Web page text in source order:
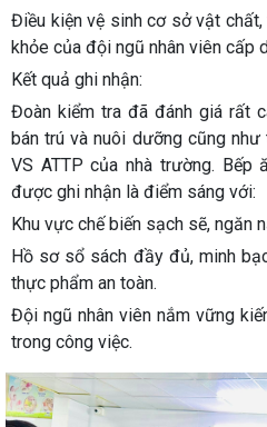
Điều kiện vệ sinh cơ sở vật
khỏe của đội ngũ nhân viên cấp
Kết quả ghi nhận:
Đoàn kiểm tra đã đánh giá rất
bán trú và nuôi dưỡng cũng
VS ATTP của nhà trường. Bếp
được ghi nhận là điểm sáng với:
Khu vực chế biến sạch sẽ, ngăn
Hồ sơ sổ sách đầy đủ, minh
thực phẩm an toàn.
Đội ngũ nhân viên nắm vững
trong công việc.